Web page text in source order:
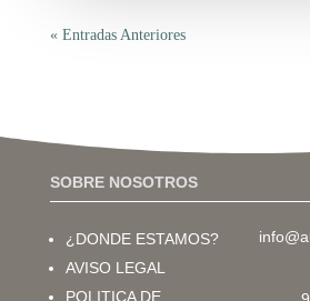
« Entradas Anteriores
SOBRE NOSOTROS
¿DONDE ESTAMOS?
AVISO LEGAL
POLITICA DE